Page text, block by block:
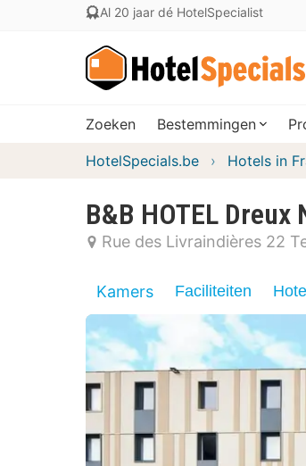
Al 20 jaar dé HotelSpecialist
Zoeken Bestemmingen
HotelSpecials.be Hotels in
B&B HOTEL Dreux
Rue des Livraindières 22
Kamers Faciliteiten